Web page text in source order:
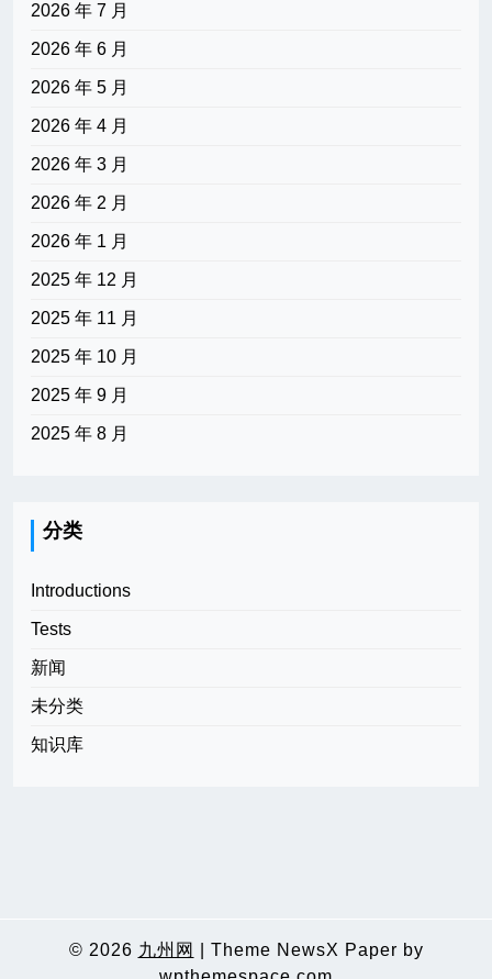
2026 年 7 月
2026 年 6 月
2026 年 5 月
2026 年 4 月
2026 年 3 月
2026 年 2 月
2026 年 1 月
2025 年 12 月
2025 年 11 月
2025 年 10 月
2025 年 9 月
2025 年 8 月
分类
Introductions
Tests
新闻
未分类
知识库
© 2026 九州网
Theme NewsX Paper by